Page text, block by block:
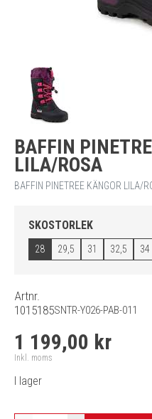
BAFFIN
LILA/ROSA
BAFFIN PINETREE KÄNGOR LILA/
SKOSTORLEK
28 29,5 31 32,5 34
Artnr.
1015185SNTR-Y026-PAB-011
1 199,00 kr
Inkl. moms
I lager